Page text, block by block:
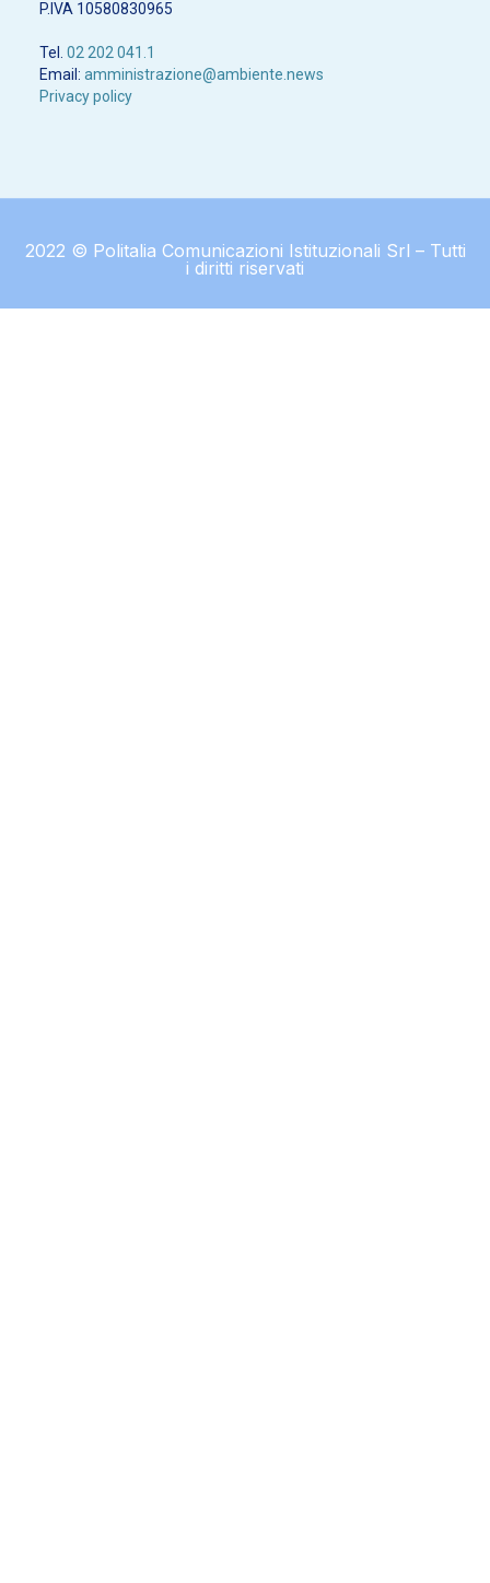
P.IVA 10580830965
Tel. 02 202 041.1
Email: amministrazione@ambiente.news
Privacy policy
2022 © Politalia Comunicazioni Istituzionali Srl – Tutti
i diritti riservati